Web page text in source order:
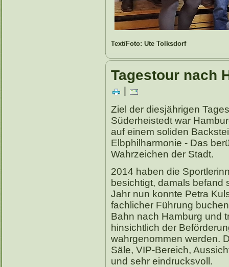
Text/Foto: Ute Tolksdorf
Tagestour nach
Ziel der diesjährigen
Süderheistedt war
auf einem soliden
Elbphilharmonie - Das
Wahrzeichen der Stadt.
2014 haben die
besichtigt, damals befand
Jahr nun konnte Petra
fachlicher Führung
Bahn nach Hamburg und
hinsichtlich der
wahrgenommen werden.
Säle, VIP-Bereich,
und sehr eindrucksvoll.